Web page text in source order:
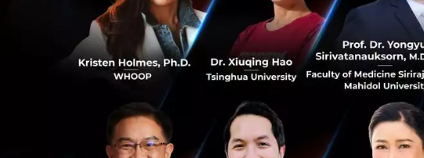
ชนะค
มกราค
41
PR News
ด้วยก